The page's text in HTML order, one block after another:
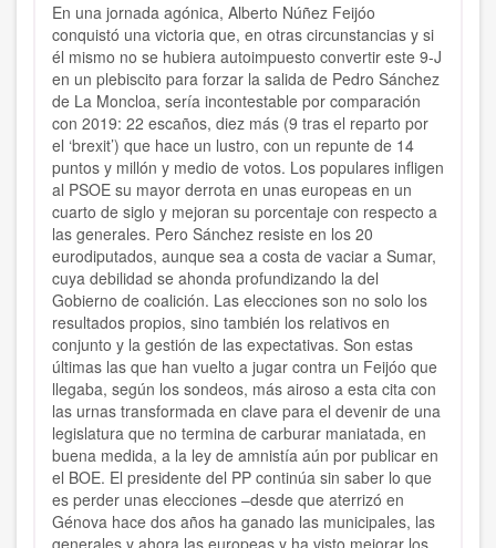
En una jornada agónica, Alberto Núñez Feijóo
conquistó una victoria que, en otras circunstancias y si
él mismo no se hubiera autoimpuesto convertir este 9-J
en un plebiscito para forzar la salida de Pedro Sánchez
de La Moncloa, sería incontestable por comparación
con 2019: 22 escaños, diez más (9 tras el reparto por
el ‘brexit’) que hace un lustro, con un repunte de 14
puntos y millón y medio de votos. Los populares infligen
al PSOE su mayor derrota en unas europeas en un
cuarto de siglo y mejoran su porcentaje con respecto a
las generales. Pero Sánchez resiste en los 20
eurodiputados, aunque sea a costa de vaciar a Sumar,
cuya debilidad se ahonda profundizando la del
Gobierno de coalición. Las elecciones son no solo los
resultados propios, sino también los relativos en
conjunto y la gestión de las expectativas. Son estas
últimas las que han vuelto a jugar contra un Feijóo que
llegaba, según los sondeos, más airoso a esta cita con
las urnas transformada en clave para el devenir de una
legislatura que no termina de carburar maniatada, en
buena medida, a la ley de amnistía aún por publicar en
el BOE. El presidente del PP continúa sin saber lo que
es perder unas elecciones –desde que aterrizó en
Génova hace dos años ha ganado las municipales, las